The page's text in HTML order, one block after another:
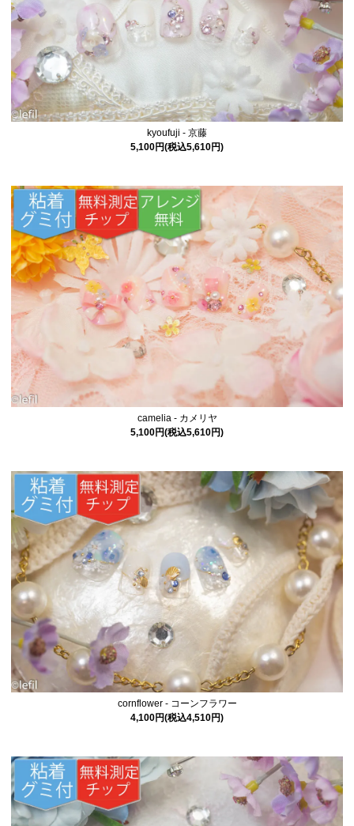
kyoufuji - 京藤
5,100円(税込5,610円)
camelia - カメリヤ
5,100円(税込5,610円)
cornflower - コーンフラワー
4,100円(税込4,510円)